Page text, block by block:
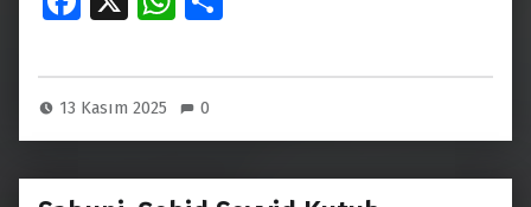
b
o
o
k
at
s
A
p
ar
13 Kasım 2025 0